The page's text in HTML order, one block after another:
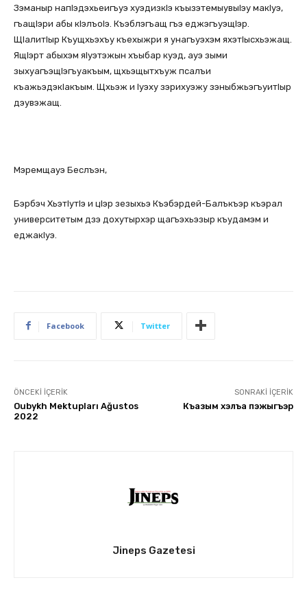
Зэманыр напIэдэхьеигъуэ хуэдизкIэ къызэтемыувыIэу макIуэ,
гъащIэри абы кIэлъоIэ. Къэблэгъащ гъэ еджэгъуэщIэр.
ЩIалитIыр Къущхьэхъу къехыжри я унагъуэхэм яхэтIысхьэжащ.
ЯщIэрт абыхэм яIуэтэжын хъыбар куэд, ауэ зыми
зыхуагъэщIэгъуакъым, щхьэщытхъуж псалъи
къажьэдэкIакъым. Щхьэж и Iуэху зэрихуэжу зэныбжьэгъуитIыр
дэувэжащ.
Мэремщауэ Беслъэн,
Бэрбэч ХьэтIутIэ и цIэр зезыхьэ Къэбэрдей-Балъкъэр къэрал
университетым дзэ дохутырхэр щагъэхьэзыр къудамэм и
еджакIуэ.
Facebook Twitter
ÖNCEKI İÇERIK
Oubykh Mektupları Ağustos
2022
SONRAKI İÇERIK
Къазым хэлъа пэжыгъэр
Jineps Gazetesi